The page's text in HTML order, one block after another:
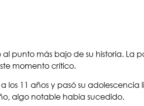
punto más bajo de su historia. La
momento crítico.
11 años y pasó su
algo notable había sucedido.